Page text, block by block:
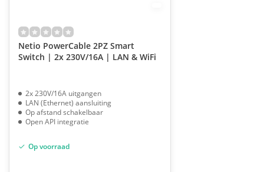
Netio PowerCable 2PZ Smart
Switch | 2x 230V/16A | LAN & WiFi
2x 230V/16A uitgangen
LAN (Ethernet) aansluiting
Op afstand schakelbaar
Open API integratie
Op voorraad